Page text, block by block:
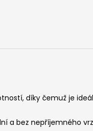
díky čemuž je
a bez nepříjemného